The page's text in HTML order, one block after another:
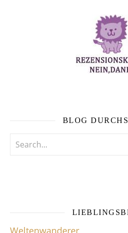
BLOG
Weltenwanderer